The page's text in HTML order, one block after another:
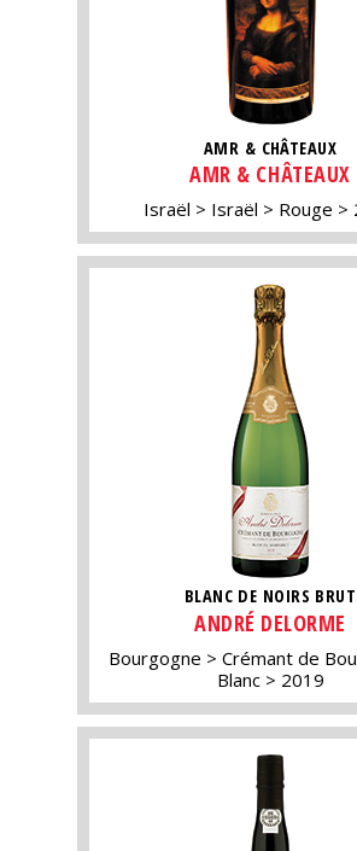
AMR & CHÂTEAUX
AMR & CHÂTEAUX
Israël Israël Rouge
BLANC DE NOIRS BRUT
ANDRÉ DELORME
Bourgogne
Crémant de
Blanc
2019